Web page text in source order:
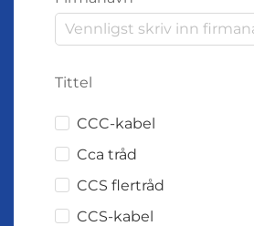
Tittel
CCC-kabel
Cca tråd
CCS flertråd
CCS-kabel